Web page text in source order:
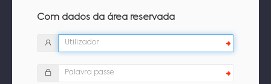
Com dados da área reservada